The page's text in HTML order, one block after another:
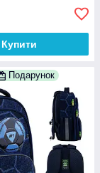
Купити
Подарунок